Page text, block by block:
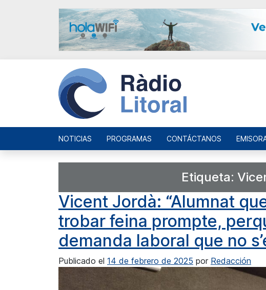
NOTICIAS PROGRAMAS CONTÁCTANOS
Etiqueta:
Vicent Jordà: “Alumnat
trobar feina prompte,
demanda laboral que no
Publicado el 14 de febrero de 2025 por Redacción